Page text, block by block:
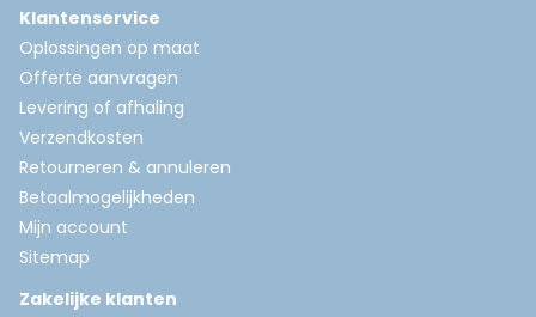
Klantenservice
Oplossingen op maat
Offerte aanvragen
Levering of afhaling
Verzendkosten
Retourneren & annuleren
Betaalmogelijkheden
Mijn account
Sitemap
Zakelijke klanten